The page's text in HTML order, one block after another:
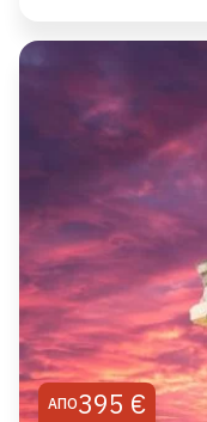
ΑΠΌ395 €